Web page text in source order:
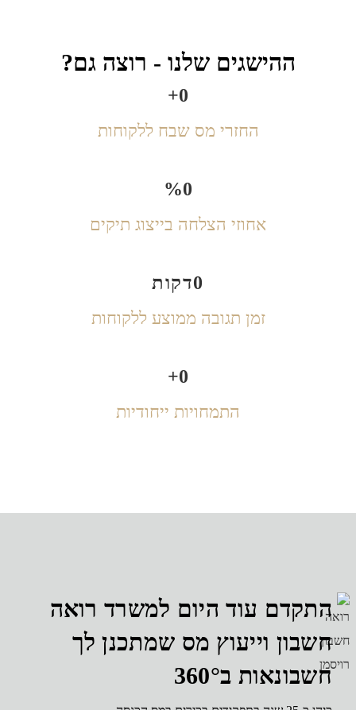
ההישגים שלנו - רוצה גם?
החזרי מס שבח ללקוחות
אחוזי הצלחה בייצוג תיקים
זמן תגובה ממוצע ללקוחות
דקות
התמחויות ייחודיות
עוד היום למשרד רואה
וייעוץ מס שמתכנן לך
ב360°